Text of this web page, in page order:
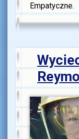
Empatyczne.